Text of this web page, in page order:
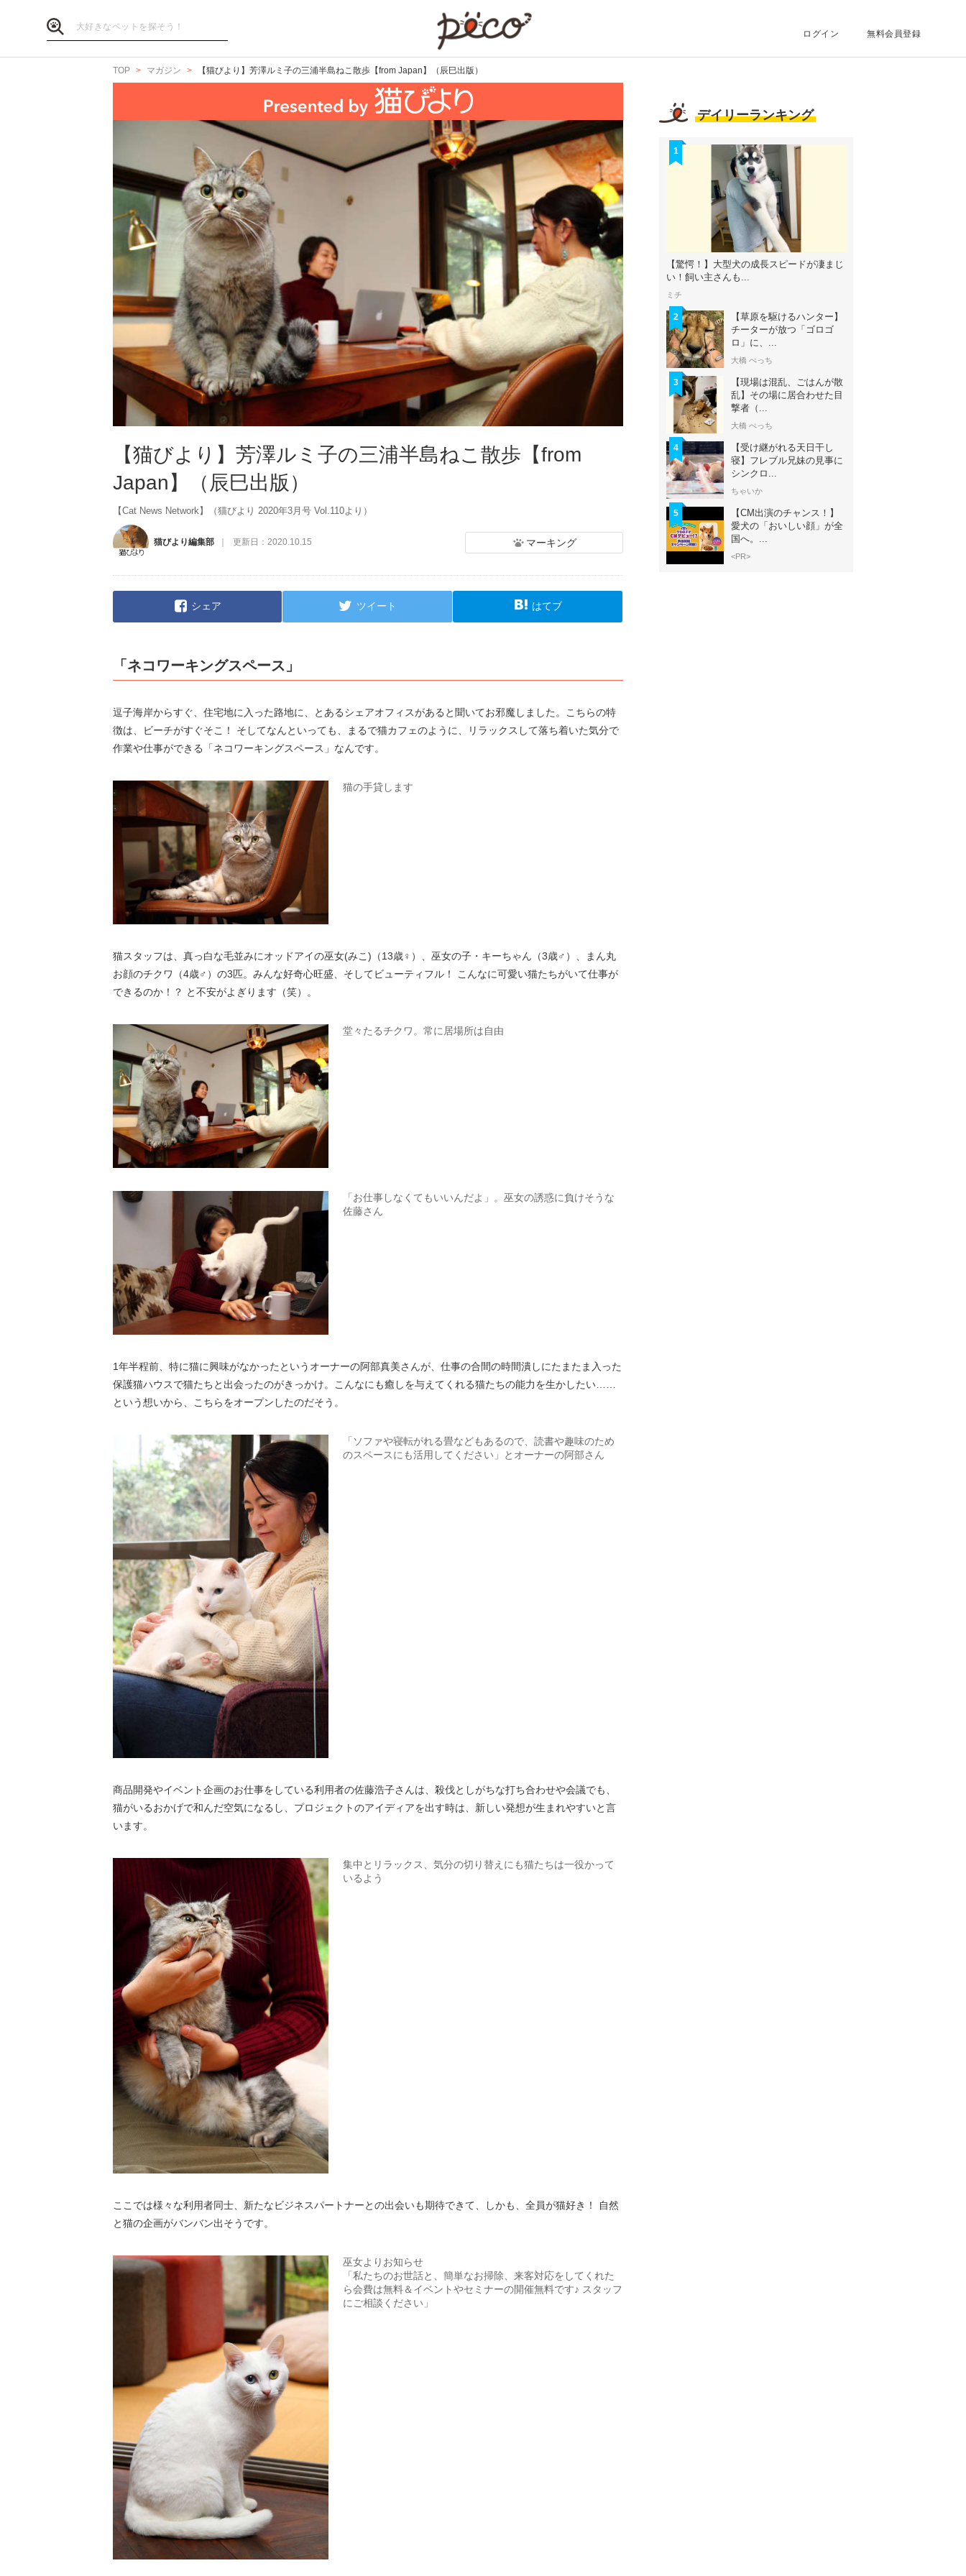
ログイン 無料会員登録
TOP マガジン 【猫びより】芳澤ルミ子の三浦半島ねこ散歩【from Japan】（辰巳出版）
【猫びより】芳澤ルミ子の三浦半島ねこ散歩【from
Japan】（辰巳出版）
【Cat News Network】（猫びより 2020年3月号 Vol.110より）
猫びより編集部 更新日： 2020.10.15 マーキング
シェア ツイート はてブ
「ネコワーキングスペース」
逗子海岸からすぐ、住宅地に入った路地に、とあるシェアオフィスがあると聞いてお邪魔しました。こちらの特
徴は、ビーチがすぐそこ！ そしてなんといっても、まるで猫カフェのように、リラックスして落ち着いた気分で
作業や仕事ができる「ネコワーキングスペース」なんです。
猫の手貸します
猫スタッフは、真っ白な毛並みにオッドアイの巫女(みこ)（13歳♀）、巫女の子・キーちゃん（3歳♂）、まん丸
お顔のチクワ（4歳♂）の3匹。みんな好奇心旺盛、そしてビューティフル！ こんなに可愛い猫たちがいて仕事が
できるのか！？ と不安がよぎります（笑）。
堂々たるチクワ。常に居場所は自由
「お仕事しなくてもいいんだよ」。巫女の誘惑に負けそうな
佐藤さん
1年半程前、特に猫に興味がなかったというオーナーの阿部真美さんが、仕事の合間の時間潰しにたまたま入った
保護猫ハウスで猫たちと出会ったのがきっかけ。こんなにも癒しを与えてくれる猫たちの能力を生かしたい……
という想いから、こちらをオープンしたのだそう。
「ソファや寝転がれる畳などもあるので、読書や趣味のため
のスペースにも活用してください」とオーナーの阿部さん
商品開発やイベント企画のお仕事をしている利用者の佐藤浩子さんは、殺伐としがちな打ち合わせや会議でも、
猫がいるおかげで和んだ空気になるし、プロジェクトのアイディアを出す時は、新しい発想が生まれやすいと言
います。
集中とリラックス、気分の切り替えにも猫たちは一役かって
いるよう
ここでは様々な利用者同士、新たなビジネスパートナーとの出会いも期待できて、しかも、全員が猫好き！ 自然
と猫の企画がバンバン出そうです。
巫女よりお知らせ
「私たちのお世話と、簡単なお掃除、来客対応をしてくれた
ら会費は無料＆イベントやセミナーの開催無料です♪ スタッフ
にご相談ください」
デイリーランキング
1
【驚愕！】大型犬の成長スピードが凄まじ
い！飼い主さんも...
ミチ
2
【草原を駆けるハンター】
チーターが放つ「ゴロゴ
ロ」に、...
大橋 ぺっち
3
【現場は混乱、ごはんが散
乱】その場に居合わせた目
撃者（...
大橋 ぺっち
4
【受け継がれる天日干し
寝】フレブル兄妹の見事に
シンクロ...
ちゃいか
5
【CM出演のチャンス！】
愛犬の「おいしい顔」が全
国へ。...
<PR>